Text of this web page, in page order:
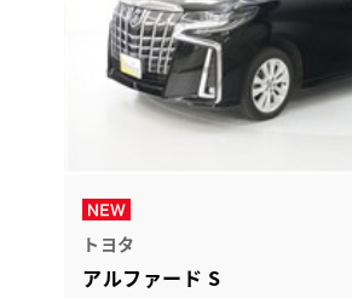
トヨタ
アルファード S